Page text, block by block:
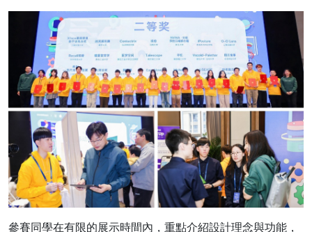
參賽同學在有限的展示時間內，重點介紹設計理念與功能，